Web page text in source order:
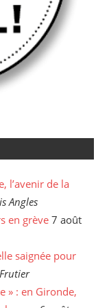
l’avenir de la
Angles
en grève 7 août
saignée pour
» : en Gironde,